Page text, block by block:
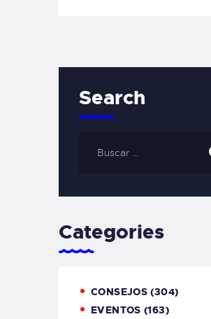
Search
Categories
CONSEJOS (304)
EVENTOS (163)